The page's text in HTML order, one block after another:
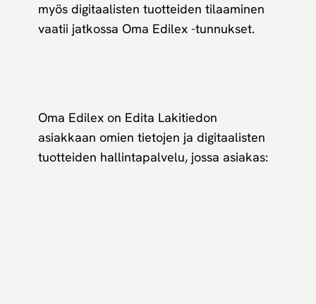
myös digitaalisten tuotteiden tilaaminen
vaatii jatkossa Oma Edilex -tunnukset.
Oma Edilex on Edita Lakitiedon
asiakkaan omien tietojen ja digitaalisten
tuotteiden hallintapalvelu, jossa asiakas: